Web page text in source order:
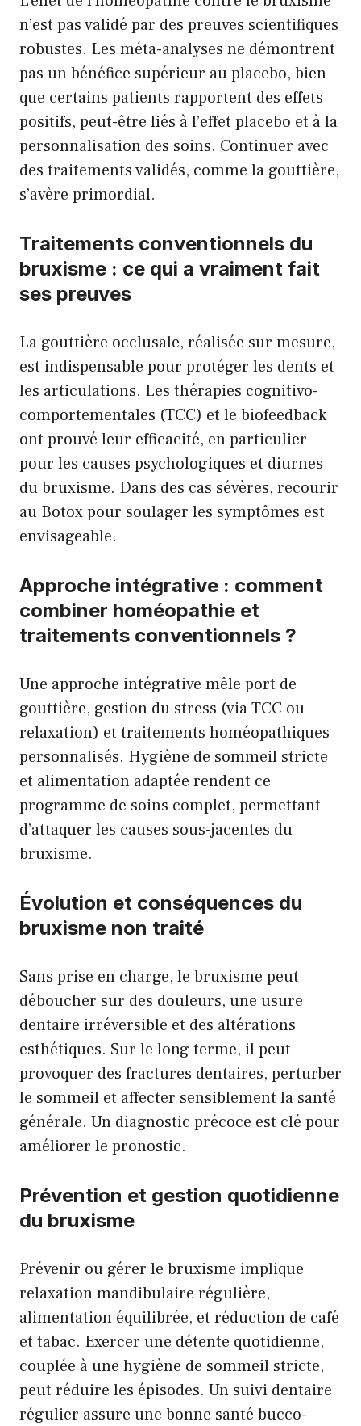
n’est pas validé par des preuves scientifiques
robustes. Les méta-analyses ne démontrent
pas un bénéfice supérieur au placebo, bien
que certains patients rapportent des effets
positifs, peut-être liés à l’effet placebo et à la
personnalisation des soins. Continuer avec
des traitements validés, comme la gouttière,
s’avère primordial.
Traitements conventionnels du
bruxisme : ce qui a vraiment fait
ses preuves
La gouttière occlusale, réalisée sur mesure,
est indispensable pour protéger les dents et
les articulations. Les thérapies cognitivo-
comportementales (TCC) et le biofeedback
ont prouvé leur efficacité, en particulier
pour les causes psychologiques et diurnes
du bruxisme. Dans des cas sévères, recourir
au Botox pour soulager les symptômes est
envisageable.
Approche intégrative : comment
combiner homéopathie et
traitements conventionnels ?
Une approche intégrative mêle port de
gouttière, gestion du stress (via TCC ou
relaxation) et traitements homéopathiques
personnalisés. Hygiène de sommeil stricte
et alimentation adaptée rendent ce
programme de soins complet, permettant
d’attaquer les causes sous-jacentes du
bruxisme.
Évolution et conséquences du
bruxisme non traité
Sans prise en charge, le bruxisme peut
déboucher sur des douleurs, une usure
dentaire irréversible et des altérations
esthétiques. Sur le long terme, il peut
provoquer des fractures dentaires, perturber
le sommeil et affecter sensiblement la santé
générale. Un diagnostic précoce est clé pour
améliorer le pronostic.
Prévention et gestion quotidienne
du bruxisme
Prévenir ou gérer le bruxisme implique
relaxation mandibulaire régulière,
alimentation équilibrée, et réduction de café
et tabac. Exercer une détente quotidienne,
couplée à une hygiène de sommeil stricte,
peut réduire les épisodes. Un suivi dentaire
régulier assure une bonne santé bucco-